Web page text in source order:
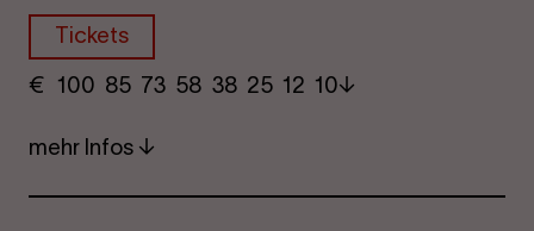
Tickets
€ ​ 100 85 73​ 58 38 25​ 12 10
mehr Infos